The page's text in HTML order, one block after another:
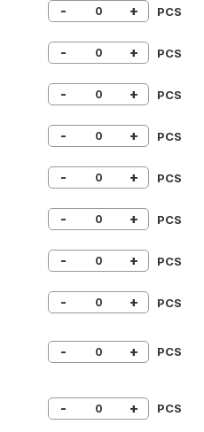
- + PCS
- + PCS
- + PCS
- + PCS
- + PCS
- + PCS
- + PCS
- + PCS
- + PCS
- + PCS